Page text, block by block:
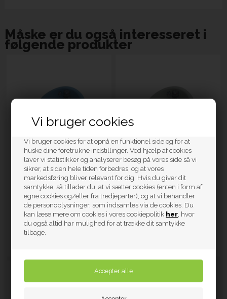
Vi bruger cookies
Vi bruger cookies for at opnå en funktionel side og for at
huske dine foretrukne indstillinger. Ved hjælp af cookies
laver vi statistikker og analyserer besøg på vores side så vi
sikrer, at siden hele tiden forbedres, og at vores
markedsføring bliver relevant for dig. Hvis du giver dit
samtykke, så tillader du, at vi sætter cookies (enten i form af
egne cookies og/eller fra tredjeparter), og at vi behandler
de personoplysninger, som indsamles via de cookies. Du
kan læse mere om cookies i vores cookiepolitik her , hvor
du også altid har mulighed for at trække dit samtykke
tilbage.
Måske er du også interesseret i
følgende produkter
Maltex Toiletsæde, Bamse
Blå
59 kr.
ekskl. moms.
Maltex Toiletsæde, Bamse
Grå
59 kr.
ekskl. moms.